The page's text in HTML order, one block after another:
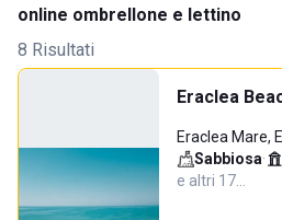
online ombrellone e lettino
8 Risultati
Eraclea
Eraclea Mare,
Sabbiosa·
e altri 17…